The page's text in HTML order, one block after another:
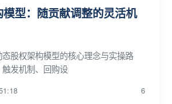
型：随贡献调整的灵活机
股权架构模型的核心理念与实操路
发机制、回购设
6